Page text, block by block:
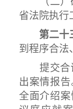
省法院执行
第二十
到程序合法
提交合议
出案情报
全面介绍